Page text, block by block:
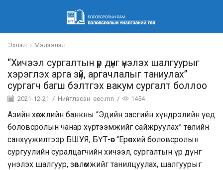
Эхлэл Мэдээлэл
“Хичээл сургалтын үр дүнг үнэлэх шалгуурыг
хэрэглэх арга зүй, аргачлалыг таниулах”
сургагч багш бэлтгэх вакум сургалт боллоо
2021-12-21 / Нийтлэсэн eec.mn / 1454
Азийн хөгжлийн банкны “Эдийн засгийн хүндрэлийн үед
боловсролын чанар хүртээмжийг сайжруулах” төслийн
санхүүжилтээр БШУЯ, БҮТ-өөс “Ерөнхий боловсролын
сургуулийн суралцагчийн хичээл, сургалтын үр дүнг
үнэлэх шалгуур, зөвлөмжийг танилцуулах, шалгуурыг